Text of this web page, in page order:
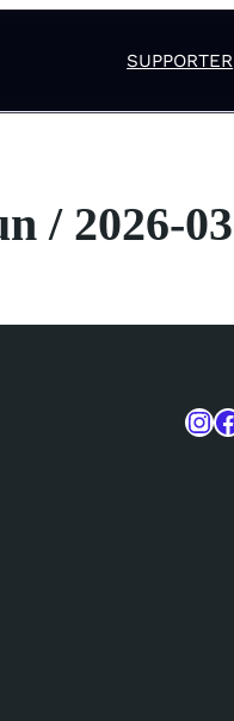
SUPPORTER
/ 2026-
InstagramFacebook